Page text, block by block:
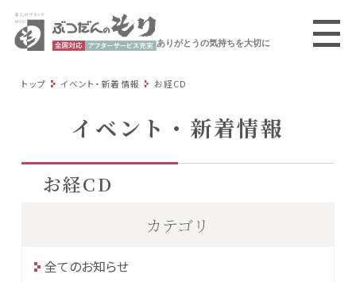
ありがとうの気持ちを大切に
トップ イベント・新着情報 お経CD
イベント・新着情報
お経CD
カテゴリ
全てのお知らせ